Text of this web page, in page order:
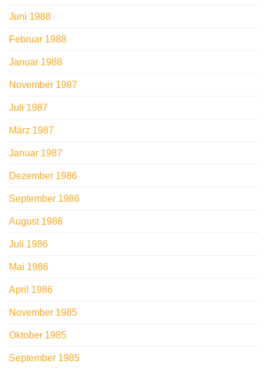
Juni 1988
Februar 1988
Januar 1988
November 1987
Juli 1987
März 1987
Januar 1987
Dezember 1986
September 1986
August 1986
Juli 1986
Mai 1986
April 1986
November 1985
Oktober 1985
September 1985